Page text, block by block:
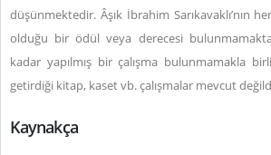
düşünmektedir. Âşık İbrahim Sarıkavaklı’nın
olduğu bir ödül veya derecesi
kadar yapılmış bir çalışma bulunmamakla
getirdiği kitap, kaset vb. çalışmalar mevcut
Kaynakça